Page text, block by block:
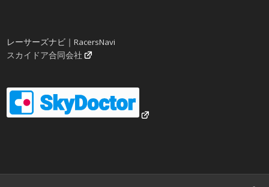
レーサーズナビ｜RacersNavi
スカイドア合同会社